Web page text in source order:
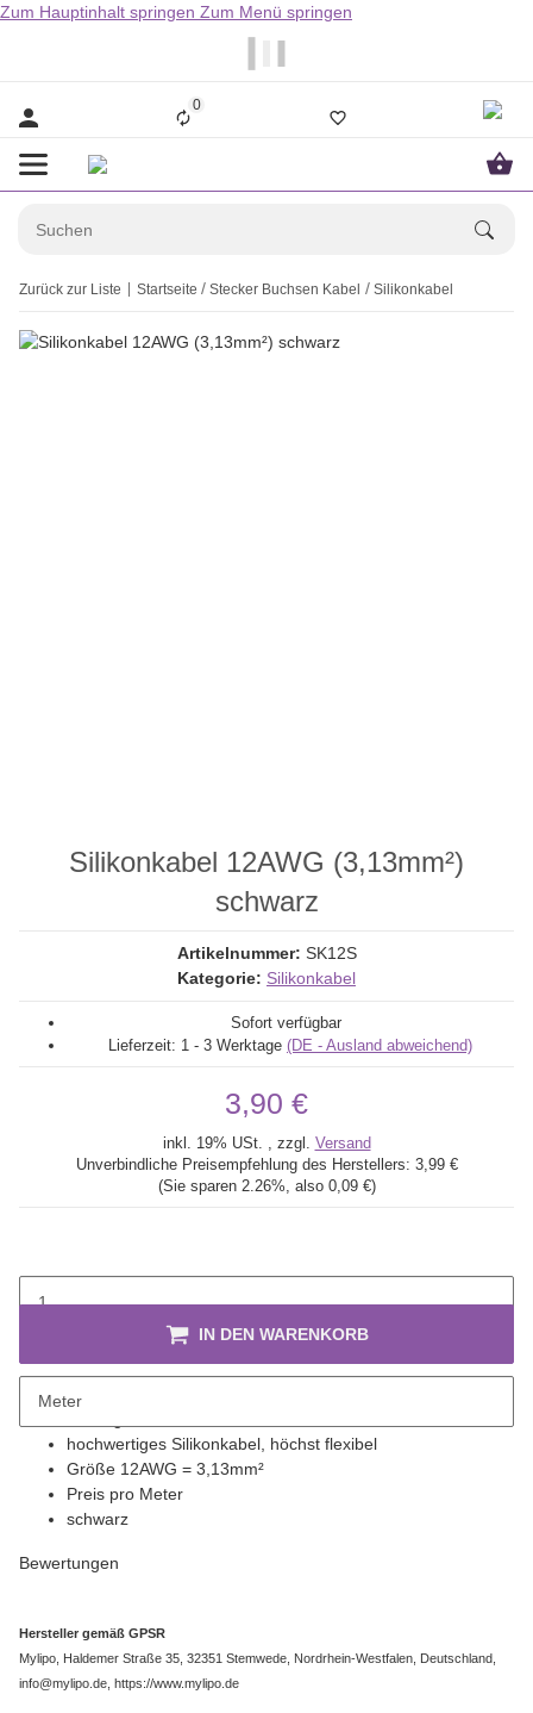
Zum Hauptinhalt springen Zum Menü springen
Bestellungen bis 14.00Uhr werden
0
Zurück zur Liste Startseite Stecker Buchsen Kabel Silikonkabel
Silikonkabel 12AWG (3,13mm²)
schwarz
Artikelnummer: SK12S
Kategorie: Silikonkabel
Sofort verfügbar
Lieferzeit: 1 - 3 Werktage (DE - Ausland abweichend)
3,90 €
inkl. 19% USt. , zzgl. Versand
Unverbindliche Preisempfehlung des Herstellers: 3,99 €
(Sie sparen 2.26%, also 0,09 €)
Meter
IN DEN WARENKORB
hochwertiges Silikonkabel, höchst flexibel
Größe 12AWG = 3,13mm²
Preis pro Meter
schwarz
Bewertungen
Hersteller gemäß GPSR
Mylipo, Haldemer Straße 35, 32351 Stemwede, Nordrhein-Westfalen, Deutschland,
info@mylipo.de, https://www.mylipo.de